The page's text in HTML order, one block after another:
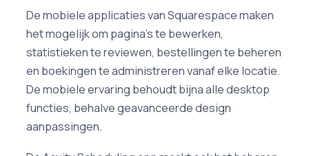
De mobiele applicaties van Squarespace maken
het mogelijk om pagina's te bewerken,
statistieken te reviewen, bestellingen te beheren
en boekingen te administreren vanaf elke locatie.
De mobiele ervaring behoudt bijna alle desktop
functies, behalve geavanceerde design
aanpassingen.